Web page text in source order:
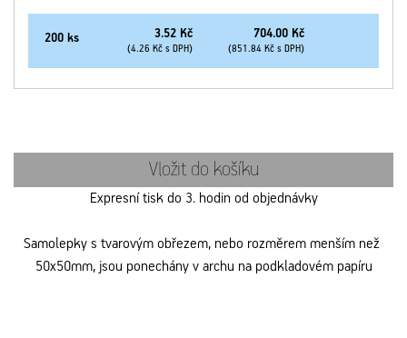
200 ks 3.52 Kč
(4.26 Kč s DPH)
704.00 Kč
(851.84 Kč s DPH)
Vložit do košíku
Expresní tisk do 3. hodin od objednávky
Samolepky s tvarovým obřezem, nebo rozměrem menším než
50x50mm, jsou ponechány v archu na podkladovém papíru